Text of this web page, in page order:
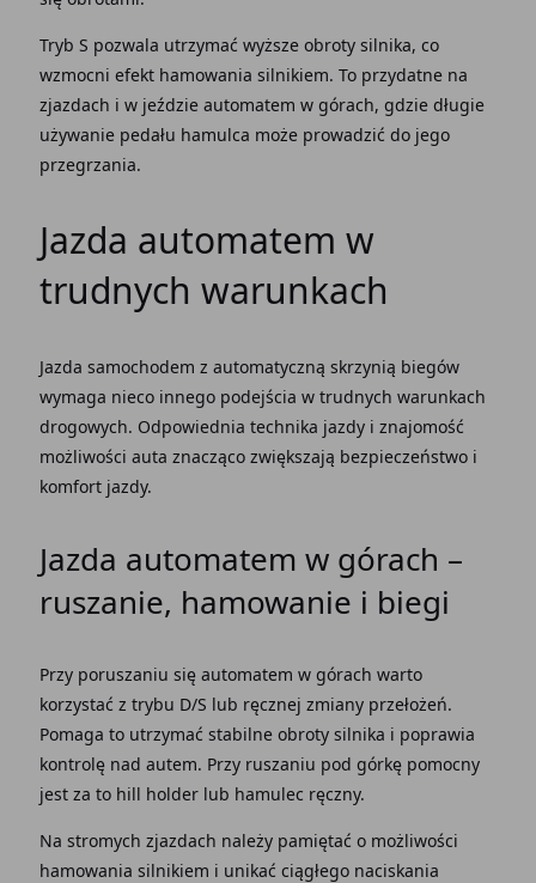
Tryb S pozwala utrzymać wyższe obroty silnika, co
wzmocni efekt hamowania silnikiem. To przydatne na
zjazdach i w jeździe automatem w górach, gdzie długie
używaniepedału hamulca może prowadzić do jego
przegrzania.
Jazda automatem w
trudnych warunkach
Jazda samochodem z automatyczną skrzynią biegów
wymaga nieco innego podejścia w trudnych warunkach
drogowych. Odpowiednia technika jazdy i znajomość
możliwości auta znacząco zwiększają bezpieczeństwo i
komfort jazdy.
Jazda automatem w górach –
ruszanie, hamowanie i biegi
Przy poruszaniu sięautomatem w górach warto
korzystać z trybu D/S lub ręcznej zmiany przełożeń.
Pomaga to utrzymać stabilne obroty silnika i poprawia
kontrolę nad autem. Przy ruszaniu pod górkę pomocny
jest za to hill holder lub hamulec ręczny.
Na stromych zjazdach należy pamiętać o możliwości
hamowania silnikiem i unikać ciągłego naciskania